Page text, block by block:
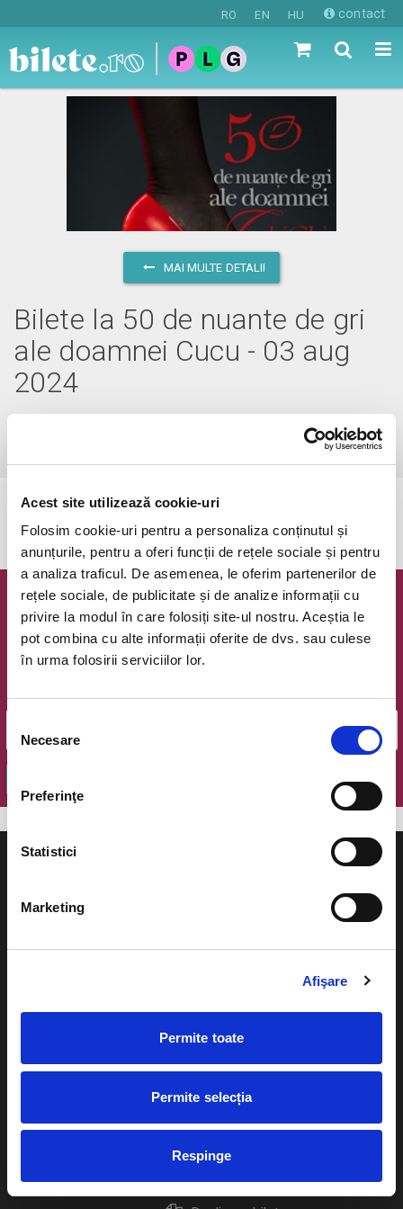
Acest site utilizează cookie-uri
Folosim cookie-uri pentru a personaliza conținutul și
anunțurile, pentru a oferi funcții de rețele sociale și pentru
a analiza traficul. De asemenea, le oferim partenerilor de
rețele sociale, de publicitate și de analize informații cu
privire la modul în care folosiți site-ul nostru. Aceștia le
pot combina cu alte informații oferite de dvs. sau culese
în urma folosirii serviciilor lor.
consimțământului
Necesare
Preferinţe
Statistici
Marketing
Afişare
Permite toate
Permite selecția
Respinge
RO EN HU contact
MAI MULTE DETALII
Bilete la 50 de nuante de gri
ale doamnei Cucu - 03 aug
2024
vezi pe harta
Evenimentul a expirat.
Newsletter @ Bilete.ro
Oferte exclusive si o editie saptamanala cu cele mai noi
evenimente.
Cum comand bilete?
Plata online sau cash
Livrare prin curier
Returnare bilete
Diverse